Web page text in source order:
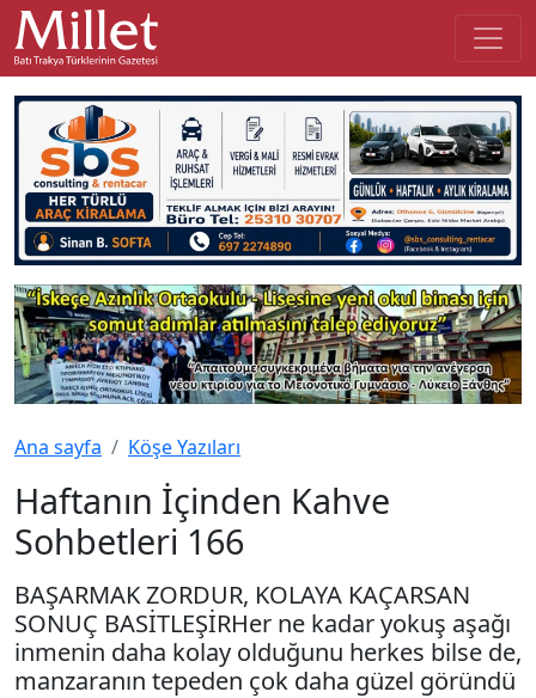
Ana sayfa Köşe Yazıları
Haftanın İçinden Kahve
Sohbetleri 166
BAŞARMAK ZORDUR, KOLAYA KAÇARSAN
SONUÇ BASİTLEŞİRHer ne kadar yokuş aşağı
inmenin daha kolay olduğunu herkes bilse de,
manzaranın tepeden çok daha güzel göründü